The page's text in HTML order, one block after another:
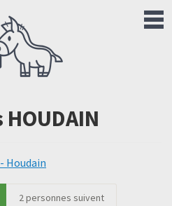
Houdain
2personnes suivent